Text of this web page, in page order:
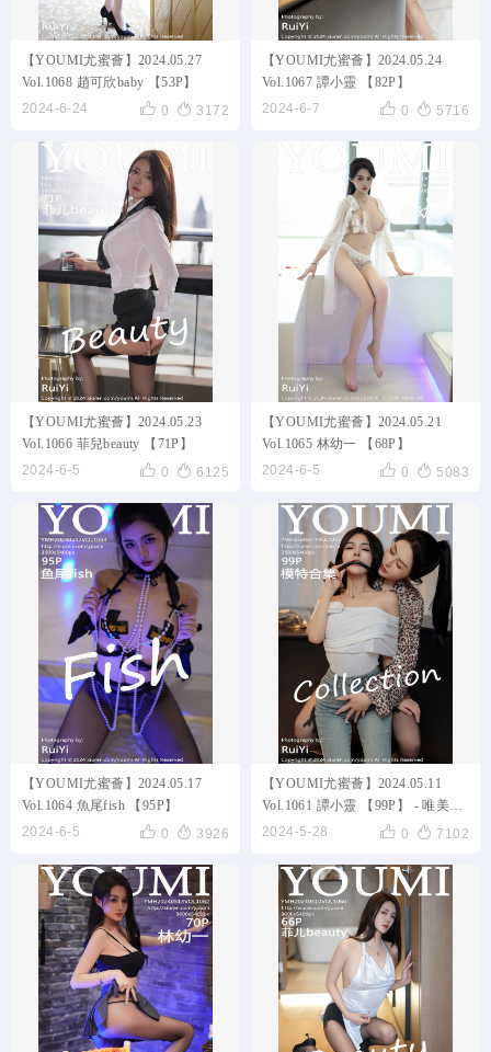
【YOUMI尤蜜薈】2024.05.27
Vol.1068 趙可欣baby 【53P】
2024-6-24
 0  3172
【YOUMI尤蜜薈】2024.05.24
Vol.1067 譚小靈 【82P】
2024-6-7
 0  5716
【YOUMI尤蜜薈】2024.05.23
Vol.1066 菲兒beauty 【71P】
2024-6-5
 0  6125
【YOUMI尤蜜薈】2024.05.21
Vol.1065 林幼一 【68P】
2024-6-5
 0  5083
【YOUMI尤蜜薈】2024.05.17
Vol.1064 魚尾fish 【95P】
2024-6-5
 0  3926
【YOUMI尤蜜薈】2024.05.11
Vol.1061 譚小靈 【99P】 - 唯美貼
圖 - 141華人社區
2024-5-28  0  7102